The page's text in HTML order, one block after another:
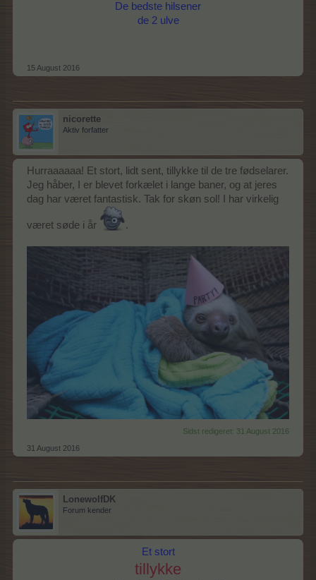
De bedste hilsener
de 2 ulve
15 August 2016
nicorette
Aktiv forfatter
Hurraaaaaa! Et stort, lidt sent, tillykke til de tre fødselarer.
Jeg håber, I er blevet forkælet i lange baner, og at jeres
dag har været fantastisk. Tak for skøn sol! I har virkelig
været søde i år .
Sidst redigeret: 31 August 2016
31 August 2016
LonewolfDK
Forum kender
Et stort
tillykke